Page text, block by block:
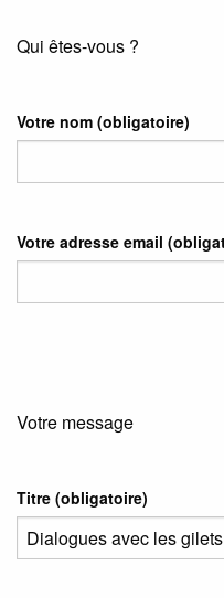
Qui êtes-vous ?
Votre nom (obligatoire)
Votre adresse email
Votre message
Titre (obligatoire)